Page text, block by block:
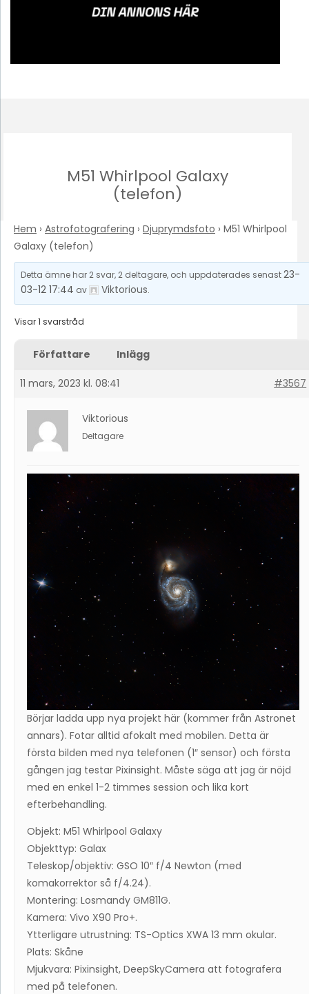
M51 Whirlpool Galaxy
(telefon)
Hem › Astrofotografering › Djuprymdsfoto › M51 Whirlpool
Galaxy (telefon)
Detta ämne har 2 svar, 2 deltagare, och uppdaterades senast23-
03-12 17:44 av Viktorious.
Visar 1 svarstråd
Författare Inlägg
11 mars, 2023 kl. 08:41 #3567
Viktorious
Deltagare
Börjar ladda upp nya projekt här (kommer från Astronet
annars). Fotar alltid afokalt med mobilen. Detta är
första bilden med nya telefonen (1″ sensor) och första
gången jag testar Pixinsight. Måste säga att jag är nöjd
med en enkel 1-2 timmes session och lika kort
efterbehandling.
Objekt: M51 Whirlpool Galaxy
Objekttyp: Galax
Teleskop/objektiv: GSO 10″ f/4 Newton (med
komakorrektor så f/4.24).
Montering: Losmandy GM811G.
Kamera: Vivo X90 Pro+.
Ytterligare utrustning: TS-Optics XWA 13 mm okular.
Plats: Skåne
Mjukvara: Pixinsight, DeepSkyCamera att fotografera
med på telefonen.